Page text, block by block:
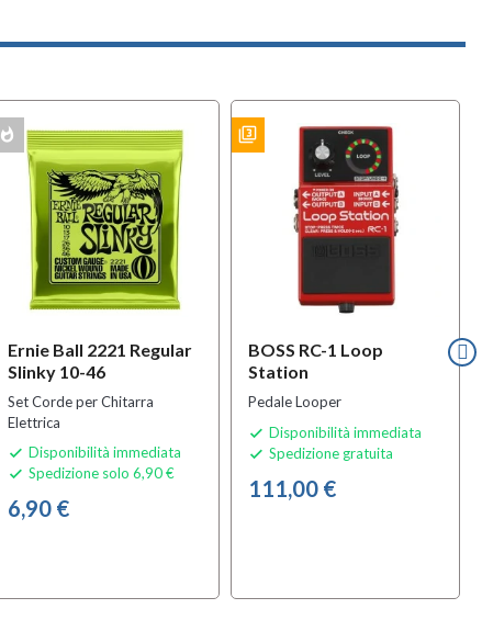
Ernie Ball 2221 Regular
Slinky 10-46
Set Corde per Chitarra
Elettrica
 Disponibilità immediata
 Spedizione solo 6,90 €
6,90 €
whatshot
BOSS RC-1 Loop
Station
Pedale Looper
 Disponibilità immediata
 Spedizione gratuita
111,00 €
BUNDLES filter_3